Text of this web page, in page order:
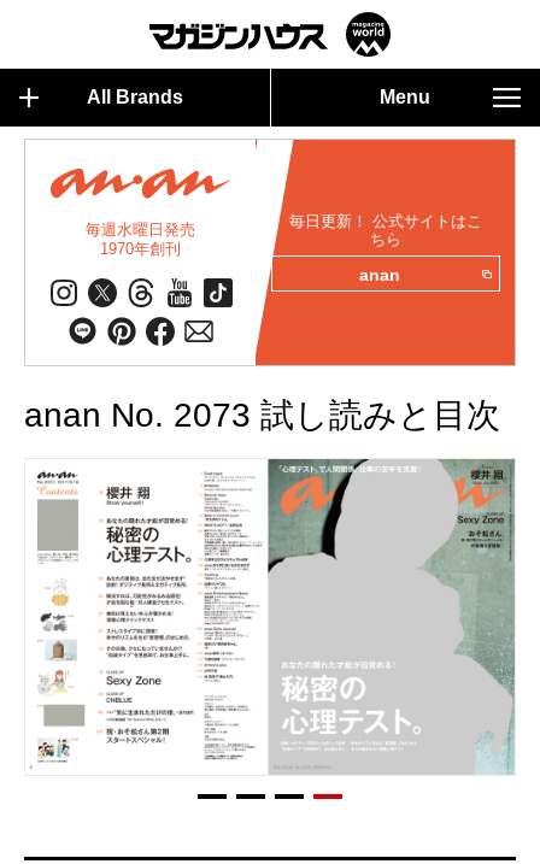
All Brands Menu
毎週水曜日発売
1970年創刊
毎日更新！ 公式サイトはこ
ちら
anan
anan No. 2073 試し読みと目次